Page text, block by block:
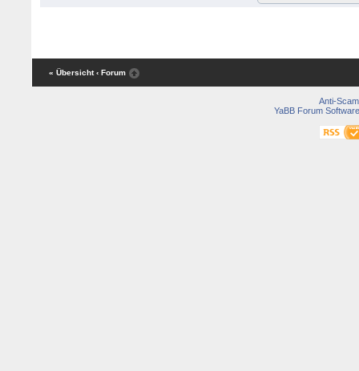
« Übersicht ‹ Forum
Anti-Scam
YaBB Forum Software